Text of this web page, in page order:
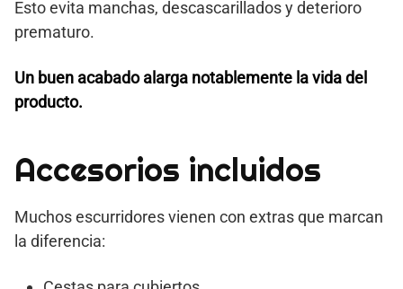
Esto evita manchas, descascarillados y deterioro
prematuro.
Un buen acabado alarga notablemente la vida del
producto.
Accesorios incluidos
Muchos escurridores vienen con extras que marcan
la diferencia: